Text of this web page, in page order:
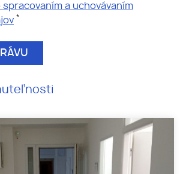
spracovaním a uchovávaním
*